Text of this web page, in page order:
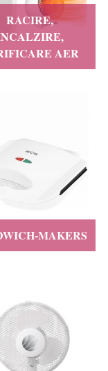
RACIRE,
AER
MAKERS